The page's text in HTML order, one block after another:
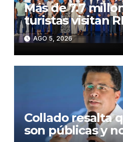
Más de 7.7
turistas visitan
AGO 5, 2026
Collado resalta
son públicas y